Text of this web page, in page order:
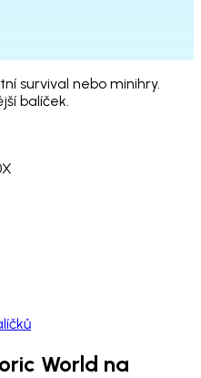
survival nebo minihry.
balíček.
World na